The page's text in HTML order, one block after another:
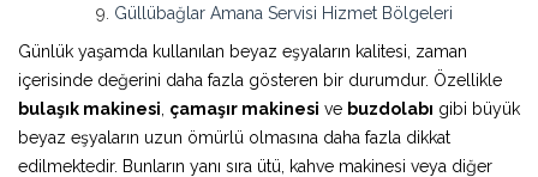
Güllübağlar Amana Servisi Hizmet Bölgeleri
Günlük yaşamda kullanılan beyaz eşyaların kalitesi, zaman
içerisinde değerini daha fazla gösteren bir durumdur. Özellikle
bulaşık makinesi çamaşır makinesi ve buzdolabı gibi büyük
beyaz eşyaların uzun ömürlü olmasına daha fazla dikkat
edilmektedir. Bunların yanı sıra ütü, kahve makinesi veya diğer